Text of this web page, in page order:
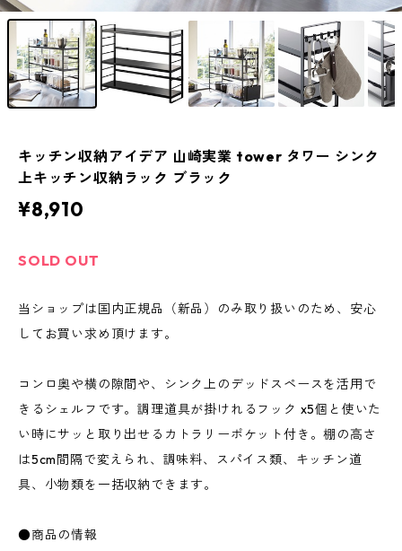
キッチン収納アイデア 山崎実業 tower タワー シンク
上キッチン収納ラック ブラック
¥8,910
SOLD OUT
当ショップは国内正規品（新品）のみ取り扱いのため、安心
してお買い求め頂けます。
コンロ奥や横の隙間や、シンク上のデッドスペースを活用で
きるシェルフです。調理道具が掛けれるフック x5個と使いた
い時にサッと取り出せるカトラリーポケット付き。棚の高さ
は5cm間隔で変えられ、調味料、スパイス類、キッチン道
具、小物類を一括収納できます。
●商品の情報